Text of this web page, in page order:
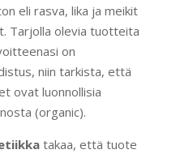
eli rasva, lika ja meikit
Tarjolla olevia tuotteita
on
niin tarkista, että
ovat luonnollisia
(organic).
takaa, että tuote